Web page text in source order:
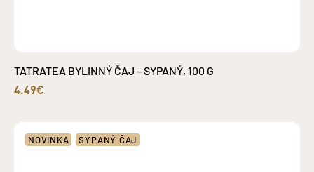
TATRATEA BYLINNÝ ČAJ – SYPANÝ, 100 G
4.49€
NOVINKA SYPANÝ ČAJ